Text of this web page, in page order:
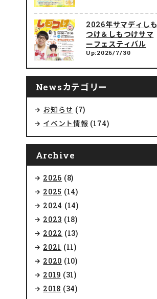
2026年サマディしも
つけ＆しもつけサマ
ーフェスティバル
Up:2026/7/30
Newsカテゴリー
お知らせ (7)
イベント情報 (174)
Archive
2026 (8)
2025 (14)
2024 (14)
2023 (18)
2022 (13)
2021 (11)
2020 (10)
2019 (31)
2018 (34)